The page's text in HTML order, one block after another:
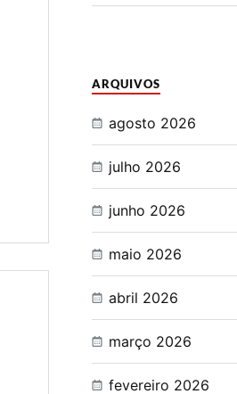
ARQUIVOS
agosto 2026
julho 2026
junho 2026
maio 2026
abril 2026
março 2026
fevereiro 2026